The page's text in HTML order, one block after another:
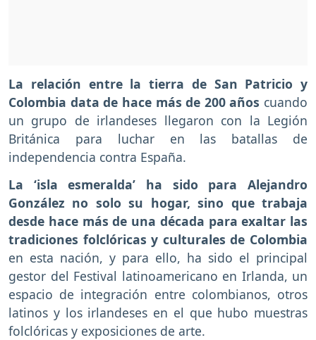
La relación entre la tierra de San Patricio y
Colombia data de hace más de 200 años cuando
un grupo de irlandeses llegaron con la Legión
Británica para luchar en las batallas de
independencia contra España.
La ‘isla esmeralda’ ha sido para Alejandro
González no solo su hogar, sino que trabaja
desde hace más de una década para exaltar las
tradiciones folclóricas y culturales de Colombia
en esta nación, y para ello, ha sido el principal
gestor del Festival latinoamericano en Irlanda, un
espacio de integración entre colombianos, otros
latinos y los irlandeses en el que hubo muestras
folclóricas y exposiciones de arte.